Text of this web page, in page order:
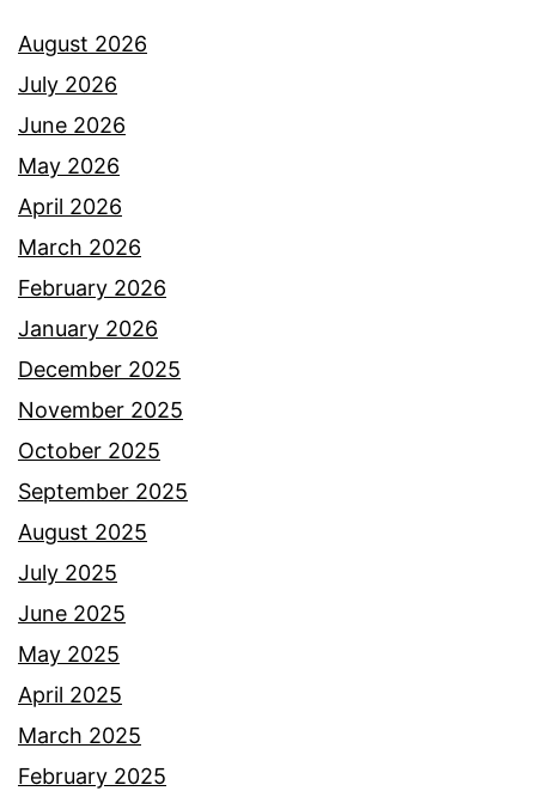
August 2026
July 2026
June 2026
May 2026
April 2026
March 2026
February 2026
January 2026
December 2025
November 2025
October 2025
September 2025
August 2025
July 2025
June 2025
May 2025
April 2025
March 2025
February 2025